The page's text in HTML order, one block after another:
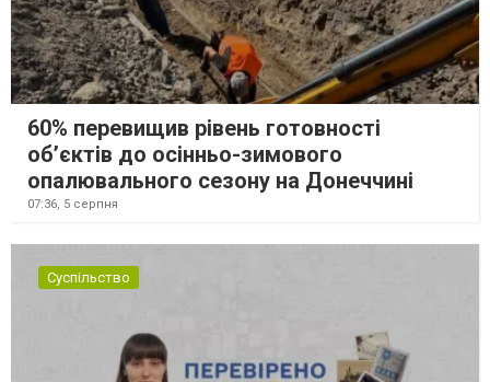
60% перевищив рівень готовності
об’єктів до осінньо-зимового
опалювального сезону на Донеччині
07:36, 5 серпня
Суспільство